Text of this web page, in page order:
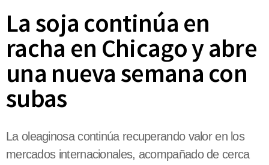
La soja continúa en
racha en Chicago y abre
una nueva semana con
subas
La oleaginosa continúa recuperando valor en los
mercados internacionales, acompañado de cerca